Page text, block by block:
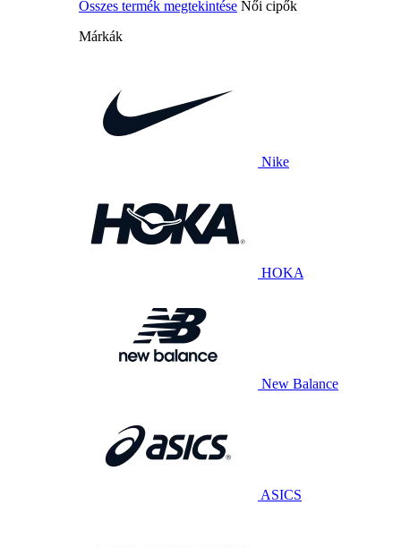
Összes termék megtekintése Női cipők
Márkák
Nike
HOKA
New Balance
ASICS